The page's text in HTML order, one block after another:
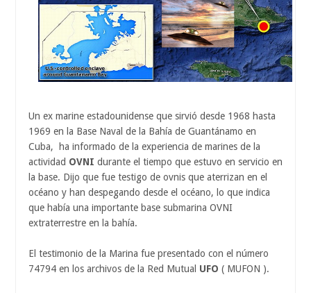
Un ex marine estadounidense que sirvió desde 1968 hasta
1969 en la Base Naval de la Bahía de Guantánamo en
Cuba, ha informado de la experiencia de marines de la
actividad OVNI durante el tiempo que estuvo en servicio en
la base. Dijo que fue testigo de ovnis que aterrizan en el
océano y han despegando desde el océano, lo que indica
que había una importante base submarina OVNI
extraterrestre en la bahía.
El testimonio de la Marina fue presentado con el número
74794 en los archivos de la Red Mutual UFO ( MUFON ).